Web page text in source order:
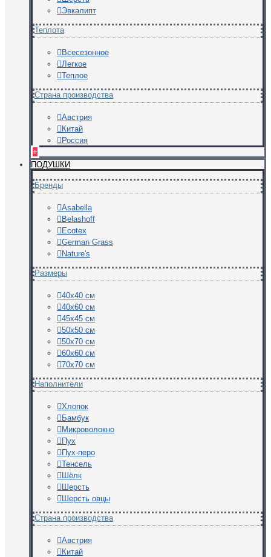
Эвкалипт
Теплота
Всесезонное
Легкое
Теплое
Страна производства
Австрия
Китай
Россия
+
ПОДУШКИ
Бренды
Asabella
Belashoff
Ecotex
German Grass
Nature's
Размеры
40х40 см
40х60 см
45х45 см
50х50 см
50х70 см
60х60 см
70х70 см
Наполнители
Хлопок
Бамбук
Микроволокно
Пух
Пух-перо
Тенсель
Шёлк
Шерсть
Шерсть овцы
Страна производства
Австрия
Китай